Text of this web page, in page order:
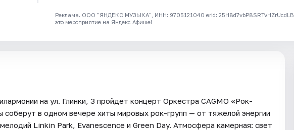
Реклама. ООО "ЯНДЕКС МУЗЫКА", ИНН: 9705121040 erid: 25H8d7vbP8SRTvHZrUcdLB
это мероприятие на Яндекс Афише!
на ул. Глинки, 3 пройдет концерт Оркестра CAGMO «Рок-
соберут в одном вечере хиты мировых рок-групп — от тяжёлой энергии
Linkin Park, Evanescence и Green Day. Атмосфера камерная: свет